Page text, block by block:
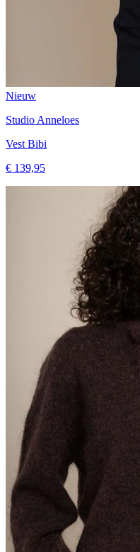
Nieuw
Studio Anneloes
Vest Bibi
€ 139,95